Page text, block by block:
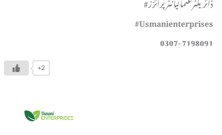
#Usmanienterprises
0307-7198091
+2